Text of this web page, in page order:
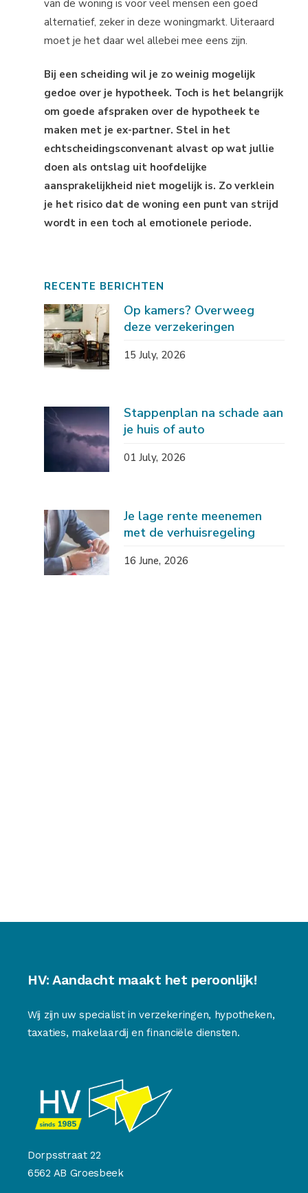
van de woning is voor veel mensen een goed
alternatief, zeker in deze woningmarkt. Uiteraard
moet je het daar wel allebei mee eens zijn.
Bij een scheiding wil je zo weinig mogelijk
gedoe over je hypotheek. Toch is het belangrijk
om goede afspraken over de hypotheek te
maken met je ex-partner. Stel in het
echtscheidingsconvenant alvast op wat jullie
doen als ontslag uit hoofdelijke
aansprakelijkheid niet mogelijk is. Zo verklein
je het risico dat de woning een punt van strijd
wordt in een toch al emotionele periode.
RECENTE BERICHTEN
Op kamers? Overweeg
deze verzekeringen
15 July, 2026
Stappenplan na schade aan
je huis of auto
01 July, 2026
Je lage rente meenemen
met de verhuisregeling
16 June, 2026
HV: Aandacht maakt het peroonlijk!
Wij zijn uw specialist in verzekeringen, hypotheken,
taxaties, makelaardij en financiële diensten.
Dorpsstraat 22
6562 AB Groesbeek